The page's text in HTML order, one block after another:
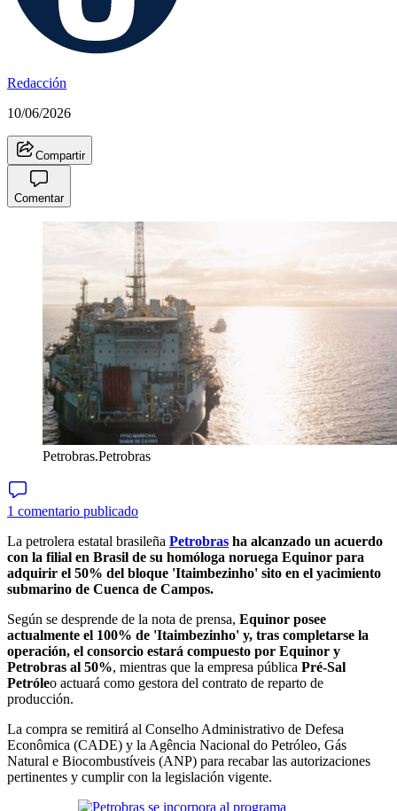
Redacción
10/06/2026
Compartir
Comentar
Petrobras.Petrobras
1 comentario publicado
La petrolera estatal brasileña Petrobras ha alcanzado un acuerdo
con la filial en Brasil de su homóloga noruega Equinor para
adquirir el 50% del bloque 'Itaimbezinho' sito en el yacimiento
submarino de Cuenca de Campos.
Según se desprende de la nota de prensa, Equinor posee
actualmente el 100% de 'Itaimbezinho' y, tras completarse la
operación, el consorcio estará compuesto por Equinor y
Petrobras al 50%, mientras que la empresa pública Pré-Sal
Petróleo actuará como gestora del contrato de reparto de
producción.
La compra se remitirá al Conselho Administrativo de Defesa
Econômica (CADE) y la Agência Nacional do Petróleo, Gás
Natural e Biocombustíveis (ANP) para recabar las autorizaciones
pertinentes y cumplir con la legislación vigente.